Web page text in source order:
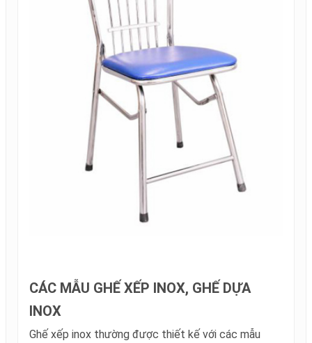
CÁC MẪU GHẾ XẾP INOX, GHẾ DỰA
INOX
Ghế xếp inox thường được thiết kế với các mẫu